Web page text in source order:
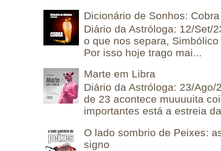
Dicionário de Sonhos: Cobra
Diário da Astróloga: 12/Set/
o que nos separa,
Por isso hoje trago mai...
Marte em Libra
Diário da Astróloga: 23/
de 23 acontece muuuuita
importantes está a estreia
O lado sombrio de Peixes:
signo